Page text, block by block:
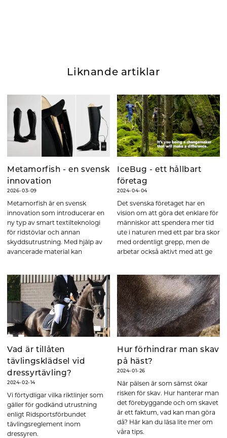
Liknande artiklar
Metamorfish - en svensk
innovation
2026-03-09
Metamorfish är en svensk
innovation som introducerar en
ny typ av smart textilteknologi
för ridstövlar och annan
skyddsutrustning. Med hjälp av
avancerade material kan
det fungerar!
IceBug - ett hållbart
företag
2024-04-04
Det svenska företaget har en
vision om att göra det enklare för
människor att spendera mer tid
ute i naturen med ett par bra skor
med ordentligt grepp, men de
arbetar också aktivt med att ge
genomsyrar hela verksamheten!
Vad är tillåten
tävlingsklädsel vid
dressyrtävling?
2024-02-14
Vi förtydligar vilka riktlinjer som
gäller för godkänd utrustning
enligt Ridsportsförbundet
tävlingsreglement inom
dressyren.
Hur förhindrar man skav
på häst?
2024-01-26
När pälsen är som sämst ökar
risken för skav. Hur hanterar man
det förebyggande och om skavet
är ett faktum, vad kan man göra
då? Här kan du läsa lite mer om
våra tips.